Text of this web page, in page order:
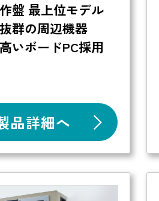
盤 最上位モデル
群の周辺機器
いボードPC採用
品詳細へ